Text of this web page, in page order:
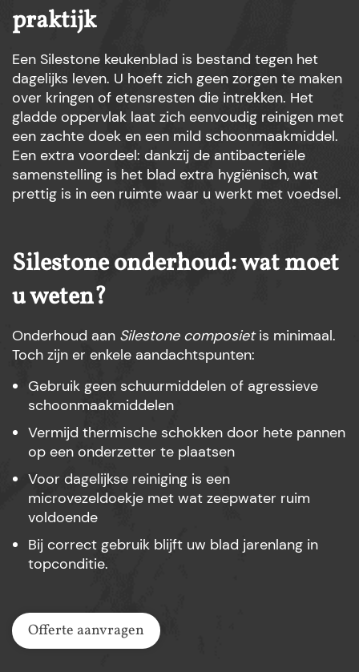
praktijk
Een Silestone keukenblad is bestand tegen het
dagelijks leven. U hoeft zich geen zorgen te maken
over kringen of etensresten die intrekken. Het
gladde oppervlak laat zich eenvoudig reinigen met
een zachte doek en een mild schoonmaakmiddel.
Een extra voordeel: dankzij de antibacteriële
samenstelling is het blad extra hygiënisch, wat
prettig is in een ruimte waar u werkt met voedsel.
Silestone onderhoud: wat moet
u weten?
Onderhoud aan Silestone composietis minimaal.
Toch zijn er enkele aandachtspunten:
Gebruik geen schuurmiddelen of agressieve
schoonmaakmiddelen
Vermijd thermische schokken door hete pannen
op een onderzetter te plaatsen
Voor dagelijkse reiniging is een
microvezeldoekje met wat zeepwater ruim
voldoende
Bij correct gebruik blijft uw blad jarenlang in
topconditie.
Offerte aanvragen